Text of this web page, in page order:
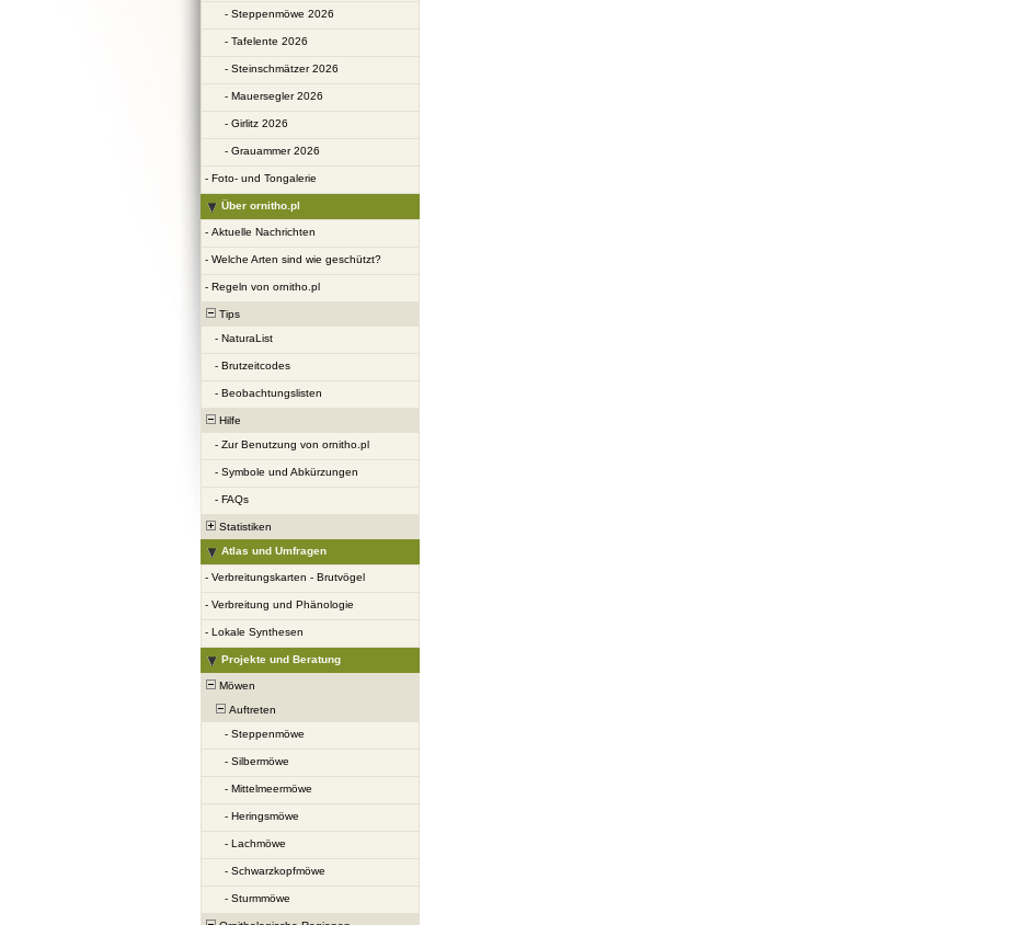
- Steppenmöwe 2026
- Tafelente 2026
- Steinschmätzer 2026
- Mauersegler 2026
- Girlitz 2026
- Grauammer 2026
- Foto- und Tongalerie
Über ornitho.pl
- Aktuelle Nachrichten
- Welche Arten sind wie geschützt?
- Regeln von ornitho.pl
Tips
- NaturaList
- Brutzeitcodes
- Beobachtungslisten
Hilfe
- Zur Benutzung von ornitho.pl
- Symbole und Abkürzungen
- FAQs
Statistiken
Atlas und Umfragen
- Verbreitungskarten - Brutvögel
- Verbreitung und Phänologie
- Lokale Synthesen
Projekte und Beratung
Möwen
Auftreten
- Steppenmöwe
- Silbermöwe
- Mittelmeermöwe
- Heringsmöwe
- Lachmöwe
- Schwarzkopfmöwe
- Sturmmöwe